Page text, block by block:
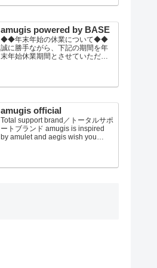
の上、ご注文頂きます事をお願い
amugis powered by BASE
◆◆年末年始の休業について◆◆
誠に勝手ながら、下記の期間を年
末年始休業期間とさせていただき
等に関しましては、2023年1月5日
ます。トレンドウエアから健康グ
ッズまで！ トータルビュ...
amugis official
Total support brand／トータルサポ
ートブランド amugis is inspired
by amulet and aegis wish you
なたに幸せを E...